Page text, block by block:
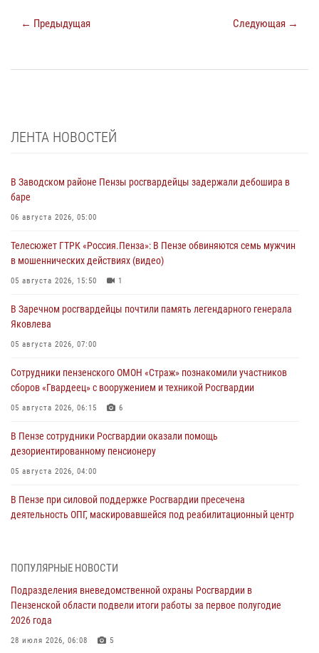
← Предыдущая Следующая →
ЛЕНТА НОВОСТЕЙ
В Заводском районе Пензы росгвардейцы задержали дебошира в
баре
06 августа 2026, 05:00
Телесюжет ГТРК «Россия.Пенза»: В Пензе обвиняются семь мужчин
в мошеннических действиях (видео)
05 августа 2026, 15:50 1
В Заречном росгвардейцы почтили память легендарного генерала
Яковлева
05 августа 2026, 07:00
Сотрудники пензенского ОМОН «Страж» познакомили участников
сборов «Гвардеец» с вооружением и техникой Росгвардии
05 августа 2026, 06:15 6
В Пензе сотрудники Росгвардии оказали помощь
дезориентированному пенсионеру
05 августа 2026, 04:00
В Пензе при силовой поддержке Росгвардии пресечена
деятельность ОПГ, маскировавшейся под реабилитационный центр
работы за первое полугодие 2026 года
Росгвардия обеспечила безопасность праздничных мероприятий в
ПОПУЛЯРНЫЕ НОВОСТИ
Подразделения вневедомственной охраны Росгвардии в
Пензенской области подвели итоги работы за первое полугодие
2026 года
28 июля 2026, 06:08 5